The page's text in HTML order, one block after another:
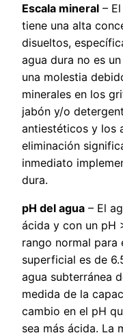
Escala mineral –
tiene una alta
disueltos,
agua dura no es
una molestia
minerales en los
jabón y/o
antiestéticos y los
eliminación
inmediato
dura.
pH del agua – El
ácida y con un pH
rango normal para
superficial es de
agua subterránea
medida de la
cambio en el pH
sea más ácida. La